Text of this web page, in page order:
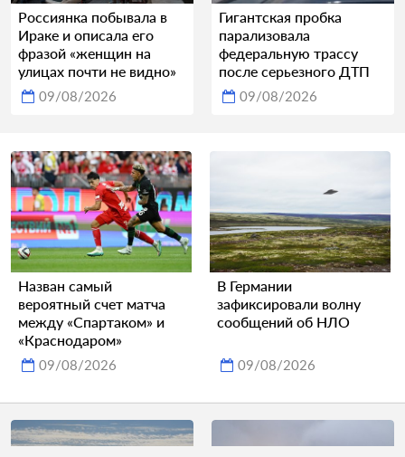
Россиянка побывала в
Ираке и описала его
фразой «женщин на
улицах почти не видно»
09/08/2026
Гигантская пробка
парализовала
федеральную трассу
после серьезного ДТП
09/08/2026
Назван самый
вероятный счет матча
между «Спартаком» и
«Краснодаром»
09/08/2026
В Германии
зафиксировали волну
сообщений об НЛО
09/08/2026